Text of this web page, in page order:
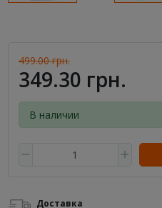
499.00 грн.
349.30 грн.
В наличии
Доставка